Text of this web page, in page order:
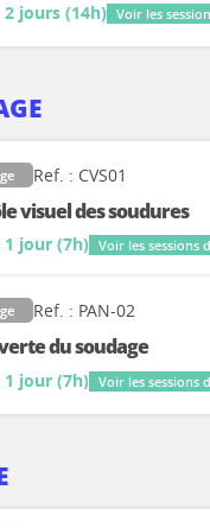
2 jours (14h) Voir les
Ref. : CVS01
visuel des soudures
1 jour (7h) Voir les sessions
Ref. : PAN-02
du soudage
1 jour (7h) Voir les sessions